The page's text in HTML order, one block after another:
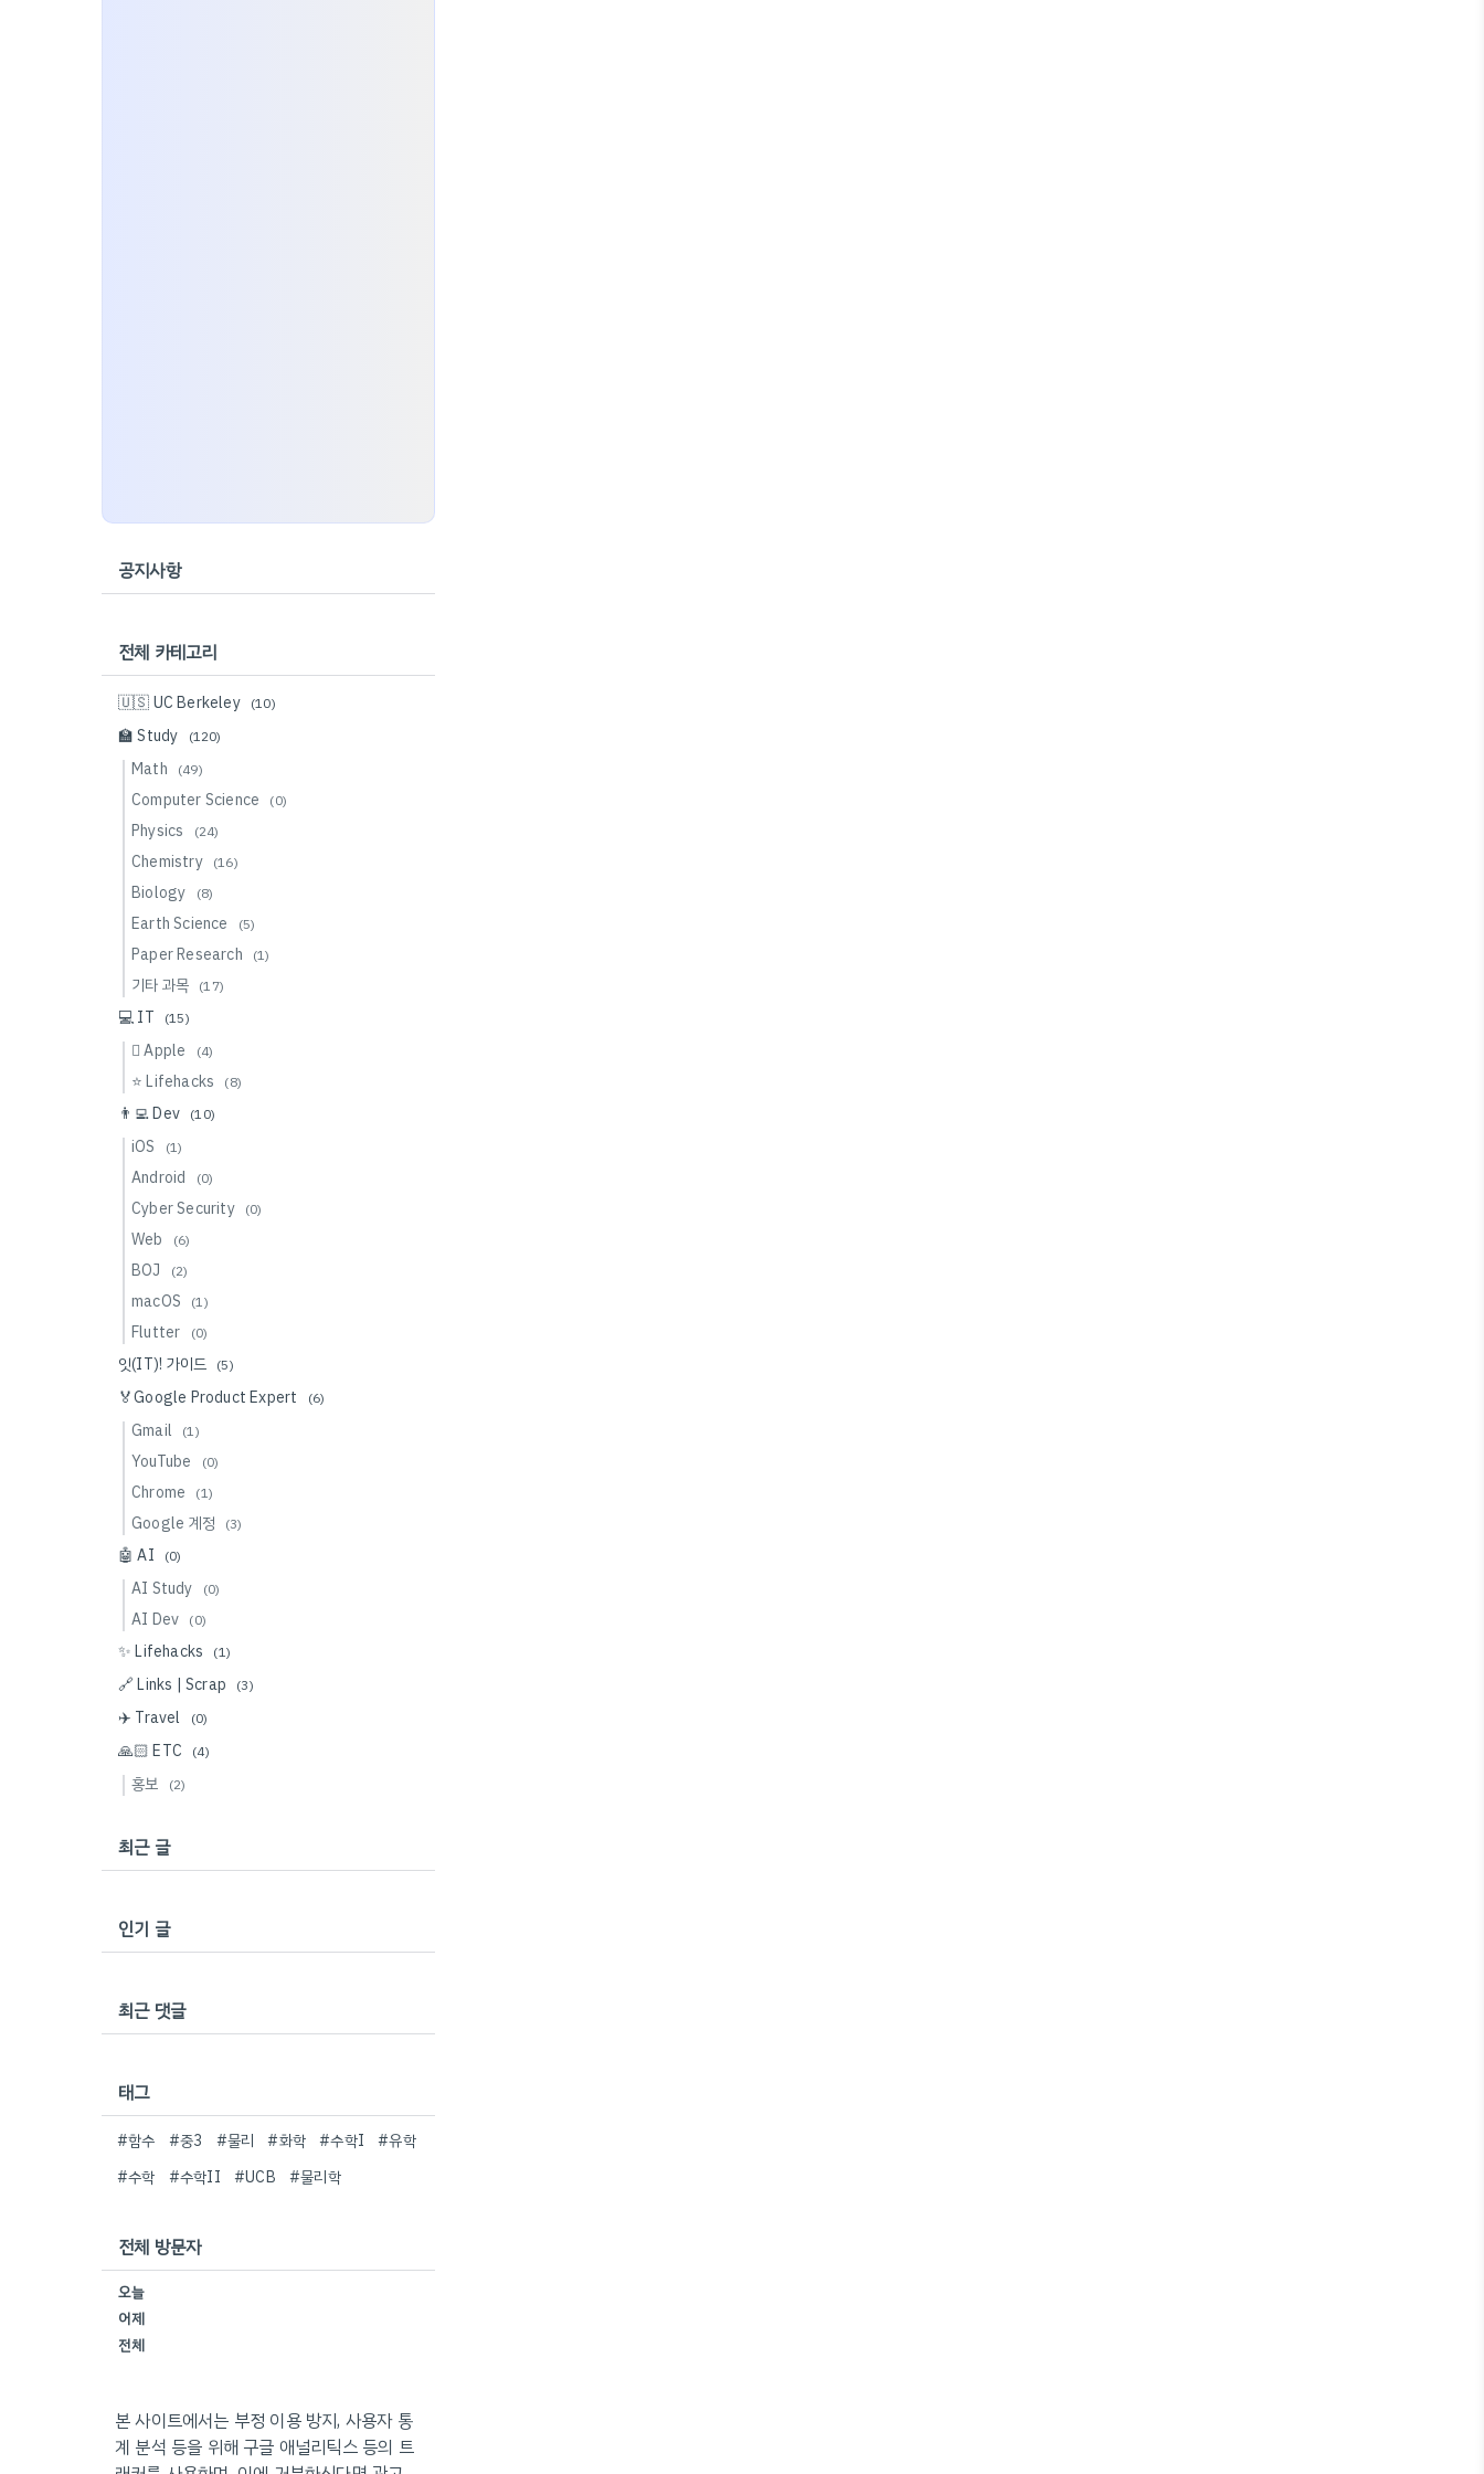
공지사항
전체 카테고리
🇺🇸 UC Berkeley (10)
🏫 Study (120)
Math (49)
Computer Science (0)
Physics (24)
Chemistry (16)
Biology (8)
Earth Science (5)
Paper Research (1)
기타 과목 (17)
💻 IT (15)
 Apple (4)
⭐️ Lifehacks (8)
👨‍💻 Dev (10)
iOS (1)
Android (0)
Cyber Security (0)
Web (6)
BOJ (2)
macOS (1)
Flutter (0)
잇(IT)! 가이드 (5)
🏅Google Product Expert (6)
Gmail (1)
YouTube (0)
Chrome (1)
Google 계정 (3)
🤖 AI (0)
AI Study (0)
AI Dev (0)
✨ Lifehacks (1)
🔗 Links | Scrap (3)
✈️ Travel (0)
🙏🏻 ETC (4)
홍보 (2)
최근 글
인기 글
최근 댓글
태그
#함수 #중3 #물리 #화학 #수학I
#유학
#수학
#수학II #UCB #물리학
전체 방문자
오늘
어제
전체
본 사이트에서는 부정 이용 방지, 사용자 통
계 분석 등을 위해 구글 애널리틱스 등의 트